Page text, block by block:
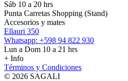
Sáb 10 a 20 hrs
Punta Carretas Shopping (Stand)
Accesorios y mates
Ellauri 350
Whatsapp: +598 94 822 930
Lun a Dom 10 a 21 hrs
+ Info
Términos y Condiciones
© 2026 SAGALI